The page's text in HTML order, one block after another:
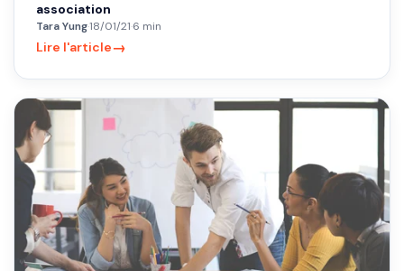
association
Tara Yung·18/01/21·6 min
Lire l'article→